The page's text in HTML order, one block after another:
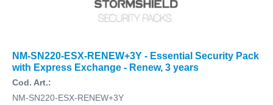
NM-SN220-ESX-RENEW+3Y - Essential Security Pack
with Express Exchange - Renew, 3 years
Cod. Art.:
NM-SN220-ESX-RENEW+3Y